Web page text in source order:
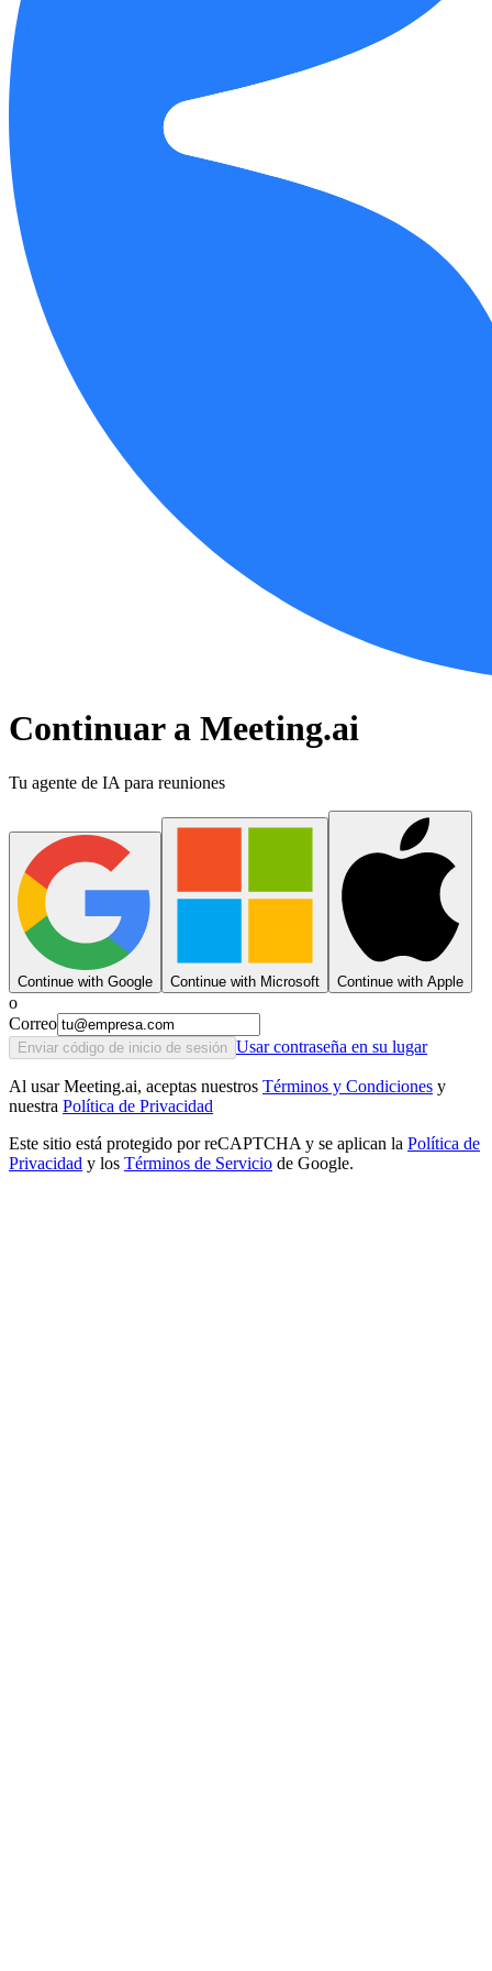
Continuar a Meeting.ai
Tu agente de IA para reuniones
Continue with Google Continue with Microsoft Continue with Apple
o
Correo
Enviar código de inicio de sesión Usar contraseña en su lugar
Al usar Meeting.ai, aceptas nuestros Términos y Condiciones y
nuestra Política de Privacidad
Este sitio está protegido por reCAPTCHA y se aplican la Política de
Privacidad y los Términos de Servicio de Google.